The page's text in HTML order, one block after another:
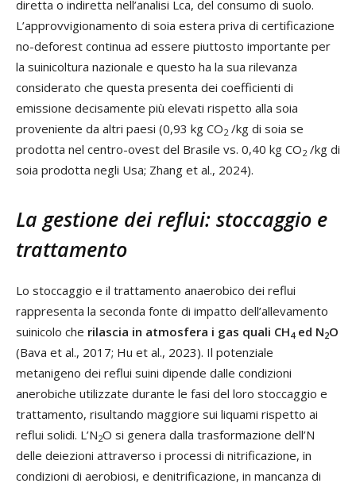
diretta o indiretta nell’analisi Lca, del consumo di suolo.
L’approvvigionamento di soia estera priva di certificazione
no-deforest continua ad essere piuttosto importante per
la suinicoltura nazionale e questo ha la sua rilevanza
considerato che questa presenta dei coefficienti di
emissione decisamente più elevati rispetto alla soia
proveniente da altri paesi (0,93 kg CO2 /kg di soia se
prodotta nel centro-ovest del Brasile vs. 0,40 kg CO2 /kg di
soia prodotta negli Usa; Zhang et al., 2024).
La gestione dei reflui: stoccaggio e
trattamento
Lo stoccaggio e il trattamento anaerobico dei reflui
rappresenta la seconda fonte di impatto dell’allevamento
suinicolo che rilascia in atmosfera i gas quali CH4 ed N2O
(Bava et al., 2017; Hu et al., 2023). Il potenziale
metanigeno dei reflui suini dipende dalle condizioni
anerobiche utilizzate durante le fasi del loro stoccaggio e
trattamento, risultando maggiore sui liquami rispetto ai
reflui solidi. L’N2O si genera dalla trasformazione dell’N
delle deiezioni attraverso i processi di nitrificazione, in
condizioni di aerobiosi, e denitrificazione, in mancanza di